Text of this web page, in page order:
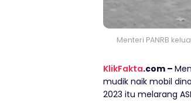
Menteri PANRB
KlikFakta.com –
mudik naik mobil
2023 itu melarang